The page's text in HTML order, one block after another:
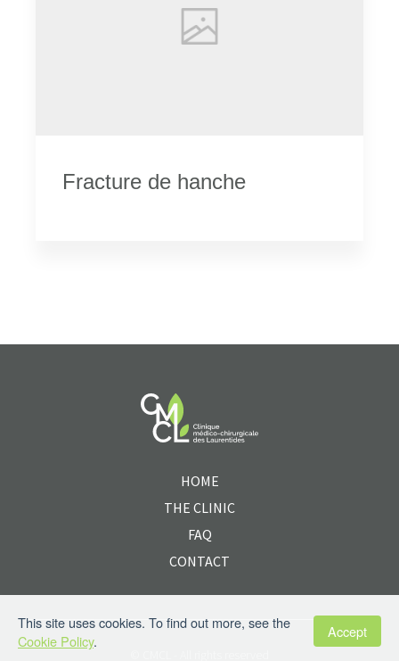
Fracture de hanche
HOME
THE CLINIC
FAQ
CONTACT
This site uses cookies. To find out more, see the
Cookie Policy.
Accept